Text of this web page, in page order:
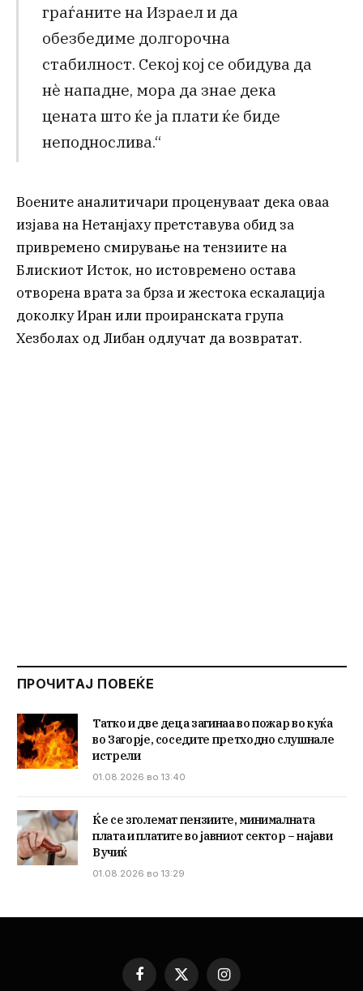
граѓаните на Израел и да
обезбедиме долгорочна
стабилност. Секој кој се обидува да
нè нападне, мора да знае дека
цената што ќе ја плати ќе биде
неподнослива.“
Воените аналитичари проценуваат дека оваа
изјава на Нетанјаху претставува обид за
привремено смирување на тензиите на
Блискиот Исток, но истовремено остава
отворена врата за брза и жестока ескалација
доколку Иран или проиранската група
Хезболах од Либан одлучат да возвратат.
ПРОЧИТАЈ ПОВЕЌЕ
Татко и две деца загинаа во пожар во куќа
во Загорје, соседите претходно слушнале
истрели
01.08.2026 во 13:40
Ќе се зголемат пензиите, минималната
плата и платите во јавниот сектор – најави
Вучиќ
01.08.2026 во 13:29
Facebook
X
Instagram